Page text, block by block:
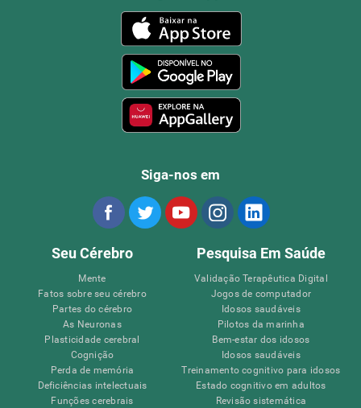
Siga-nos em
Seu Cérebro
Mente
Fatos sobre seu cérebro
Partes do cérebro
As Neuronas
Plasticidade cerebral
Cognição
Perda de memória
Deficiências intelectuais
Funções cerebrais
Pesquisa Em Saúde
Validação Terapêutica Digital
Jogos de computador
Idosos saudáveis
Pilotos da marinha
Bem-estar dos idosos
Idosos saudáveis
Treinamento cognitivo para idosos
Estado cognitivo em adultos
Revisão sistemática